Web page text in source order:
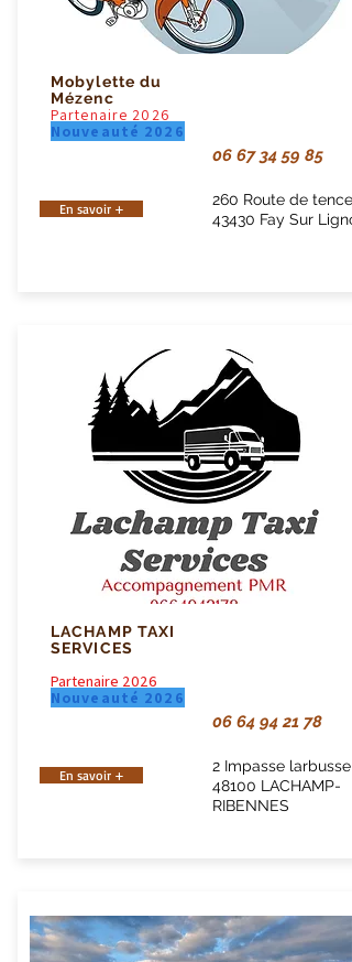
Mobylette du
Mézenc
Partenaire 2026
Nouveauté 2026
06 67 34 59 85
En savoir +
260 Route de tence
43430 Fay Sur
LACHAMP TAXI
SERVICES
Partenaire 2026
Nouveauté 2026
06 64 94 21 78
En savoir +
2 Impasse larbussel
48100 LACHAMP-
RIBENNES